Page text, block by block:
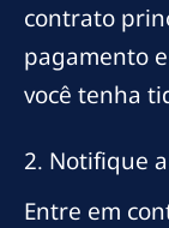
contrato
pagamento
você tenha
2. Notifique
Entre em